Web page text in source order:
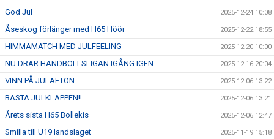
God Jul 2025-12-24 10:08
Åseskog förlänger med H65 Höör 2025-12-22 18:55
HIMMAMATCH MED JULFEELING 2025-12-20 10:00
NU DRAR HANDBOLLSLIGAN IGÅNG IGEN 2025-12-16 20:04
VINN PÅ JULAFTON 2025-12-06 13:22
BÄSTA JULKLAPPEN!! 2025-12-06 13:21
Årets sista H65 Bollekis 2025-12-06 12:47
Smilla till U19 landslaget 2025-11-19 15:18